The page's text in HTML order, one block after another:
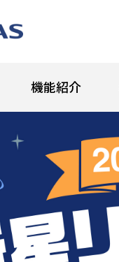
機能紹介